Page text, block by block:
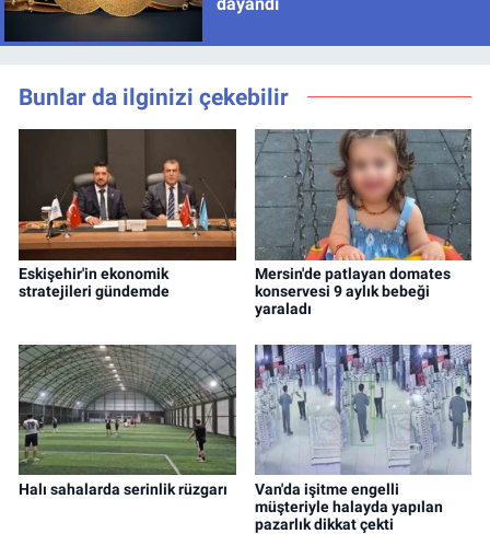
Bunlar da ilginizi çekebilir
Eskişehir'in ekonomik
stratejileri gündemde
Mersin'de patlayan domates
konservesi 9 aylık bebeği
yaraladı
Halı sahalarda serinlik rüzgarı
Van'da işitme engelli
müşteriyle halayda yapılan
pazarlık dikkat çekti